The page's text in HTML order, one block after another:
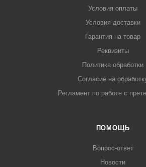
Условия оплаты
Условия доставки
Гарантия на товар
Реквизиты
Политика обработки
Согласие на
Регламент по работе с
ПОМОЩЬ
Вопрос-ответ
Новости